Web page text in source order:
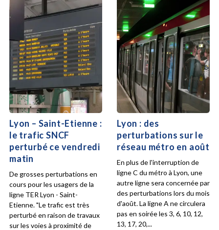
Lyon – Saint-Etienne :
le trafic SNCF
perturbé ce vendredi
matin
De grosses perturbations en
cours pour les usagers de la
ligne TER Lyon - Saint-
Etienne. "Le trafic est très
perturbé en raison de travaux
sur les voies à proximité de
Lyon : des
perturbations sur le
réseau métro en août
En plus de l'interruption de
ligne C du métro à Lyon, une
autre ligne sera concernée par
des perturbations lors du mois
d'août. La ligne A ne circulera
pas en soirée les 3, 6, 10, 12,
13, 17, 20,...